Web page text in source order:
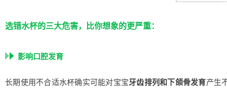
选错水杯的三大危害，比你想象的更严重：
影响口腔发育
长期使用不合适水杯确实可能对宝宝牙齿排列和下颌骨发育产生